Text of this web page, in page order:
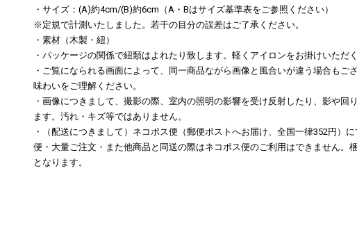
・サイズ：(A)約4cm/(B)約6cm（A・Bはサイズ基準表をご参照ください）
※定規で計測いたしました。若干の目分の誤差はご了承ください。
・素材（木製・紐）
・パッケージの関係で紐類はよれたり致します。軽くアイロンをお掛けいただ
・ご覧になられる画面によって、同一商品ながら画像と風合いが違う場合もご
味わいをご理解ください。
・画像につきまして、撮影の際、室内の照明の影響を受け反射したり、影や回
ます。汚れ・キズ等ではありません。
・（配送につきまして）ネコポス便（郵便ポストへお届け、全国一律352円）
便・大量ご注文・また他商品と同送の際はネコポス便のご利用はできません。
となります。